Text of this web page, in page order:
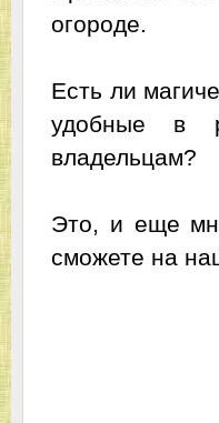
огороде.
Есть ли
удобные в
владельцам?
Это, и еще
сможете на